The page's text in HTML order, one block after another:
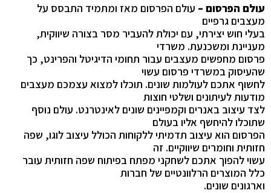
עולם הפרסום – עולם הפרסום מאז ומתמיד התבסס על
מעצבים גרפיים
בעלי חוש יצירתי, עם יכולת להעביר מסר בצורה שיווקית,
מעניינת ומשכנעת. משרדי
פרסום מחפשים מעצבים עבור תחומי הדיגיטל והפרינט, כך
שהעיסוק במשרדי פרסום עשוי
לחשוף אתכם לעולמות שונים. תוכלו למצוא עצמכם מעצבים
מודעות לעיתונים ושלטי חוצות
לצד עיצוב באנרים וקמפיינים שונים לאינטרנט. עולם נוסף
שתוכלו להיחשף אליו בעולם
הפרסום הוא עיצוב תדמיתי ללקוחות הכולל עיצוב לוגו, שפה
חזותית וחומרים שיווקיים. זה
עשוי להפוך אתכם לשחקני מפתח בפיתוח שפה חזותית עובר
כלל המוצרים הרלוונטיים של חברות
וארגונים שונים.